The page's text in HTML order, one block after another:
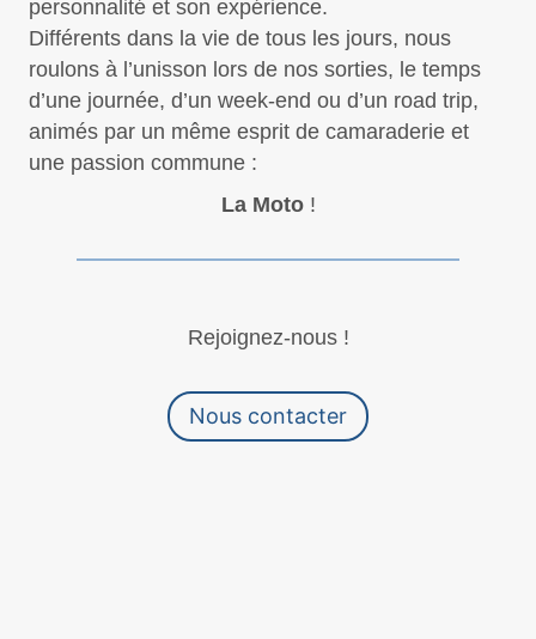
personnalité et son expérience.
Différents dans la vie de tous les jours, nous
roulons à l’unisson lors de nos sorties, le temps
d’une journée, d’un week-end ou d’un road trip,
animés par un même esprit de camaraderie et
une passion commune :
La Moto!
Rejoignez-nous !
Nous contacter